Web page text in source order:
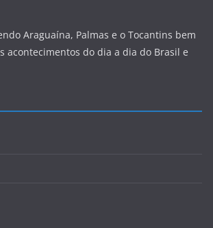
Araguaína, Palmas e o Tocantins bem
acontecimentos do dia a dia do Brasil e